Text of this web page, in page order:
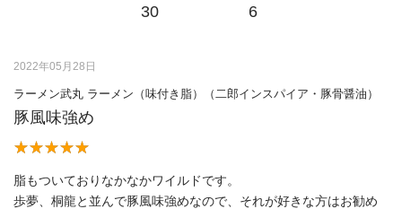
30 6
2022年05月28日
ラーメン武丸 ラーメン（味付き脂）（二郎インスパイア・豚骨醤油）
豚風味強め
脂もついておりなかなかワイルドです。
歩夢、桐龍と並んで豚風味強めなので、それが好きな方はお勧め